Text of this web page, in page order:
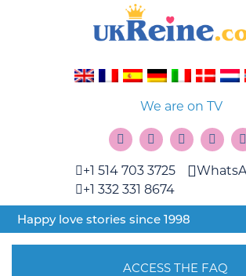
We are on TV
+1 514 703 3725
+1 332 331 8674
Happy love stories since 1998
ACCESS THE FAQ